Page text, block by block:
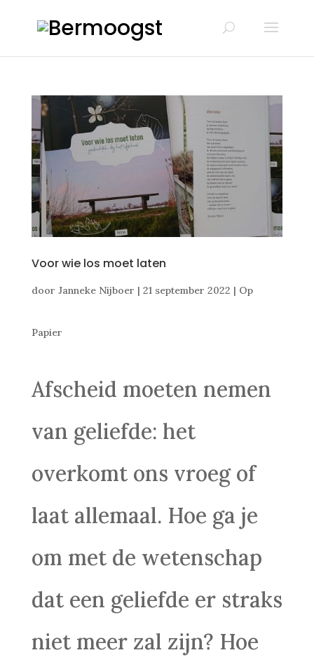
Voor wie los moet laten
door Janneke Nijboer | 21 september 2022 | Op
Papier
Afscheid moeten nemen
van geliefde: het
overkomt ons vroeg of
laat allemaal. Hoe ga je
om met de wetenschap
dat een geliefde er straks
niet meer zal zijn? Hoe